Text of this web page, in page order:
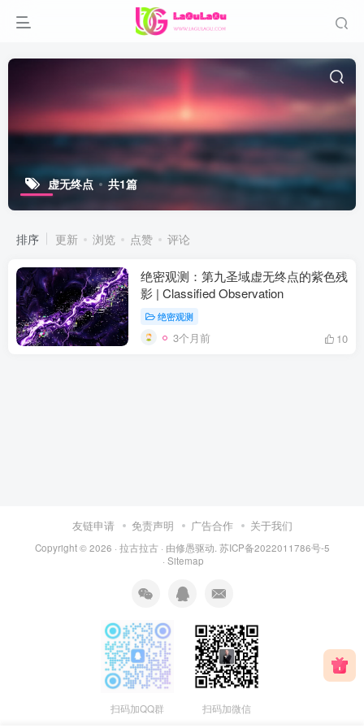
虚无终点 共1篇
排序 更新 浏览 点赞 评论
绝密观测：第九圣域虚无终点的紫色残
影 | Classified Observation
绝密观测
3个月前 10
友链申请 免责声明 广告合作 关于我们
Copyright © 2026 · 拉古拉古 · 由修愚驱动. 苏ICP备2022011786号-5
· Sitemap
扫码加QQ群 扫码加微信